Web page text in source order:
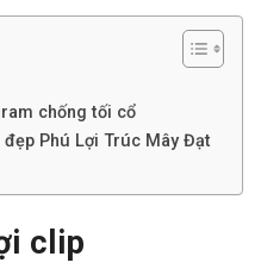
chống tối cổ
đẹp Phú Lợi Trúc Mây Đạt
clip